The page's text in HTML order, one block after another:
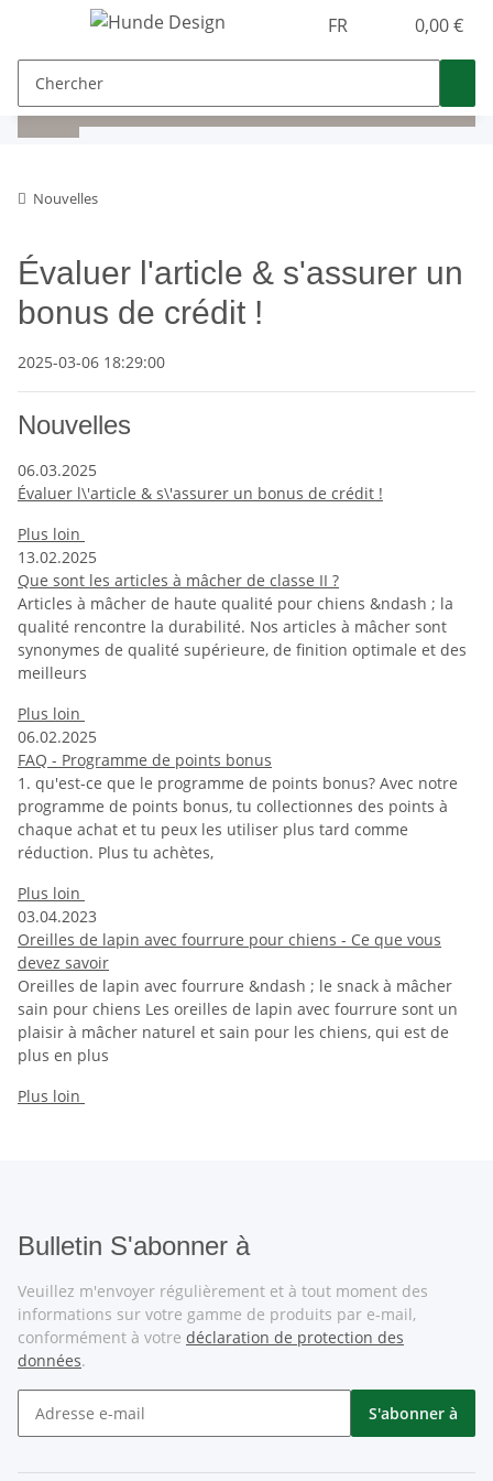
FR 0,00 €
Nouvelles
Évaluer l'article & s'assurer un
bonus de crédit !
2025-03-06 18:29:00
Nouvelles
06.03.2025
Évaluer l\'article & s\'assurer un bonus de crédit !
Plus loin
13.02.2025
Que sont les articles à mâcher de classe II ?
Articles à mâcher de haute qualité pour chiens &ndash ; la
qualité rencontre la durabilité. Nos articles à mâcher sont
synonymes de qualité supérieure, de finition optimale et des
meilleurs
Plus loin
06.02.2025
FAQ - Programme de points bonus
1. qu'est-ce que le programme de points bonus? Avec notre
programme de points bonus, tu collectionnes des points à
chaque achat et tu peux les utiliser plus tard comme
réduction. Plus tu achètes,
Plus loin
03.04.2023
Oreilles de lapin avec fourrure pour chiens - Ce que vous
devez savoir
Oreilles de lapin avec fourrure &ndash ; le snack à mâcher
sain pour chiens Les oreilles de lapin avec fourrure sont un
plaisir à mâcher naturel et sain pour les chiens, qui est de
plus en plus
Plus loin
Bulletin S'abonner à
Veuillez m'envoyer régulièrement et à tout moment des
informations sur votre gamme de produits par e-mail,
conformément à votre déclaration de protection des
données.
S'abonner à